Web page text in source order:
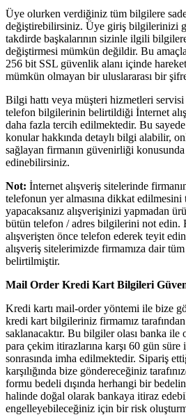
Üye olurken verdiğiniz tüm bilgilere
değiştirebilirsiniz. Üye giriş bilgilerinizi
takdirde başkalarının sizinle ilgili
değiştirmesi mümkün değildir. Bu
256 bit SSL güvenlik alanı içinde
mümkün olmayan bir uluslararası bir
Bilgi hattı veya müşteri hizmetleri servisi
telefon bilgilerinin belirtildiği İnternet
daha fazla tercih edilmektedir. Bu sayede
konular hakkında detaylı bilgi alabilir,
sağlayan firmanın güvenirliği konusunda
edinebilirsiniz.
Not: İnternet alışveriş sitelerinde
telefonun yer almasına dikkat
yapacaksanız alışverişinizi yapmadan
bütün telefon / adres bilgilerini not edin.
alışverişten önce telefon ederek teyit
alışveriş sitelerimizde firmamıza dair
belirtilmiştir.
Mail Order Kredi Kart Bilgileri
Kredi kartı mail-order yöntemi ile bize
kredi kart bilgileriniz firmamız
saklanacaktır. Bu bilgiler olası banka ile
para çekim itirazlarına karşı 60 gün
sonrasında imha edilmektedir. Sipariş
karşılığında bize göndereceğiniz
formu bedeli dışında herhangi bir
halinde doğal olarak bankaya itiraz
engelleyebileceğiniz için bir risk